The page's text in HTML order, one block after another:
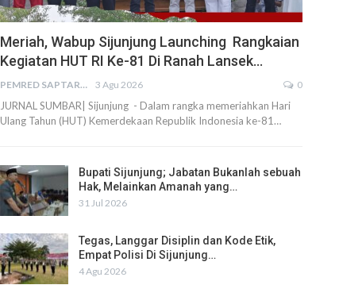
Meriah, Wabup Sijunjung Launching Rangkaian
Kegiatan HUT RI Ke-81 Di Ranah Lansek…
PEMRED SAPTARIUS 3 Agu 2026 0
JURNAL SUMBAR| Sijunjung - Dalam rangka memeriahkan Hari
Ulang Tahun (HUT) Kemerdekaan Republik Indonesia ke-81…
Bupati Sijunjung; Jabatan Bukanlah sebuah
Hak, Melainkan Amanah yang…
31 Jul 2026
Tegas, Langgar Disiplin dan Kode Etik,
Empat Polisi Di Sijunjung…
4 Agu 2026